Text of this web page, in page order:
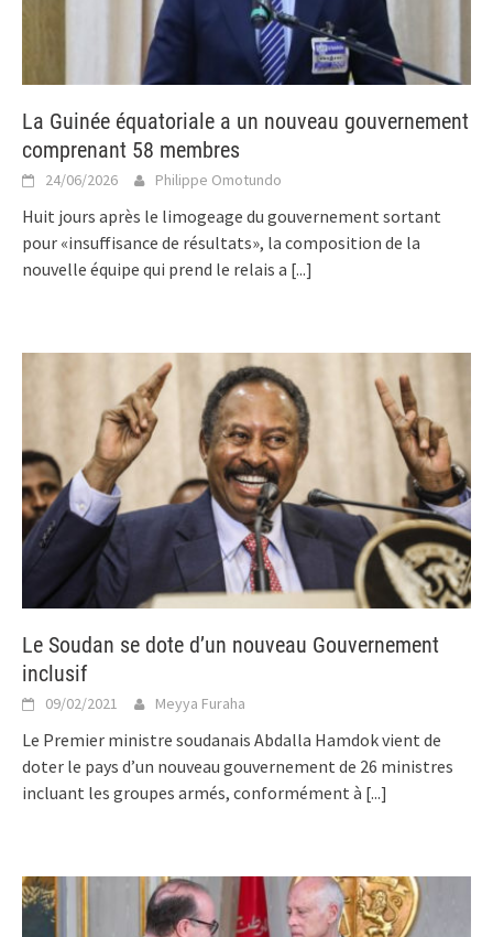
La Guinée équatoriale a un nouveau gouvernement
comprenant 58 membres
24/06/2026 Philippe Omotundo
Huit jours après le limogeage du gouvernement sortant
pour «insuffisance de résultats», la composition de la
nouvelle équipe qui prend le relais a [...]
Le Soudan se dote d’un nouveau Gouvernement
inclusif
09/02/2021 Meyya Furaha
Le Premier ministre soudanais Abdalla Hamdok vient de
doter le pays d’un nouveau gouvernement de 26 ministres
incluant les groupes armés, conformément à [...]